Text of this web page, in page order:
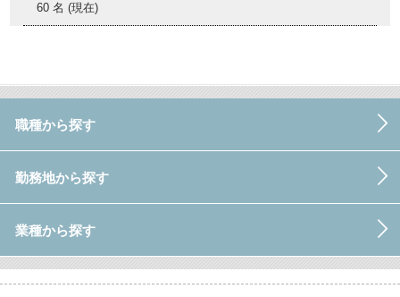
60 名 (現在)
職種から探す
勤務地から探す
業種から探す